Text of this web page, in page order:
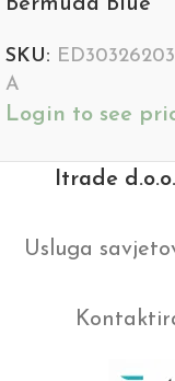
Bermuda Blue
SKU:
A
Login to see
Itrade d.o.o.
Usluga